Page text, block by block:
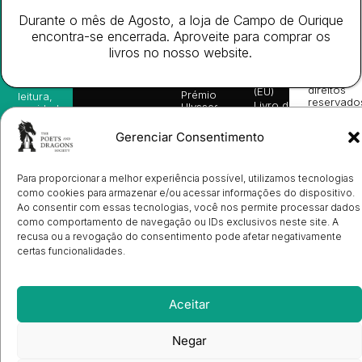
Gerenciar Consentimento
Para proporcionar a melhor experiência possível, utilizamos tecnologias
como cookies para armazenar e/ou acessar informações do dispositivo.
Ao consentir com essas tecnologias, você nos permite processar dados
como comportamento de navegação ou IDs exclusivos neste site. A
recusa ou a revogação do consentimento pode afetar negativamente
certas funcionalidades.
Aceitar
Negar
Adulto
Bookshop
Editora
Books
in
English
Prémio
Ulysses
Nós
Contactos
Manuscritos
Candidatura
de
Ilustradores
Registo
de
Venda
Política de
privacidade
(EU)
Livro de
e
receba
leitura,
novidades
sobre
lançamentos,
vantagens
avisos
diretamente
no seu
e-mail.
Subscrever
On
Labs
©
direitos
Durante o mês de Agosto, a loja de Campo de Ourique
encontra-se encerrada. Aproveite para comprar os
livros no nosso website.